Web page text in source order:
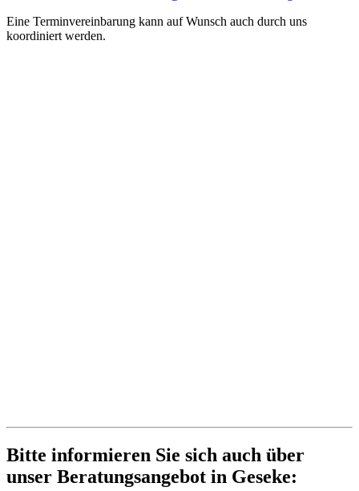
Eine Terminvereinbarung kann auf Wunsch auch durch uns
koordiniert werden.
Bitte informieren Sie sich auch über
unser Beratungsangebot in Geseke: